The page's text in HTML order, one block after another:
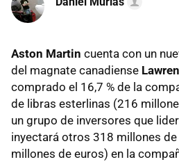
Aston Martin cuenta con un
del magnate canadiense
comprado el 16,7 % de la
de libras esterlinas (216
un grupo de inversores que
inyectará otros 318 millones
millones de euros) en la